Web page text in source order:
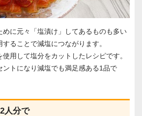
めに元々「塩漬け」してあるものも多い
ることで減塩につながります。
用して塩分をカットしたレシピです。
ントになり減塩でも満足感ある1品で
分で